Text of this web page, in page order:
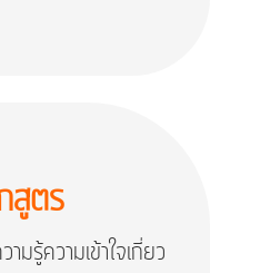
สูตร
วามเข้าใจเกี่ยว